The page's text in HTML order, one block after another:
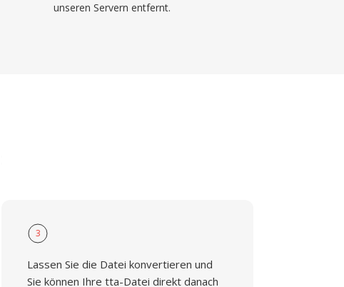
unseren Servern entfernt.
3
Lassen Sie die Datei konvertieren und
Sie können Ihre tta-Datei direkt danach